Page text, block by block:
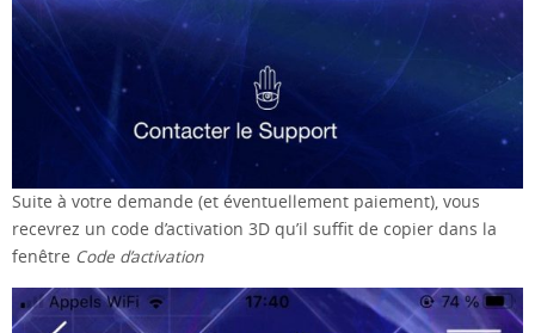
Suite à votre demande (et éventuellement paiement), vous
recevrez un code d’activation 3D qu’il suffit de copier dans la
fenêtre Code d’activation